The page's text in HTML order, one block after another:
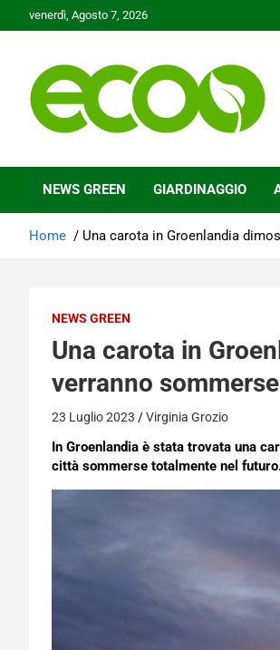
to
venerdì, Agosto 7, 2026
Ecoo.it
NEWS GREEN GIARDINAGGIO
Home Una carota in Groenlandia
NEWS GREEN
Una carota in
verranno
23 Luglio 2023 Virginia Grozio
In Groenlandia è stata trovata una
città sommerse totalmente nel